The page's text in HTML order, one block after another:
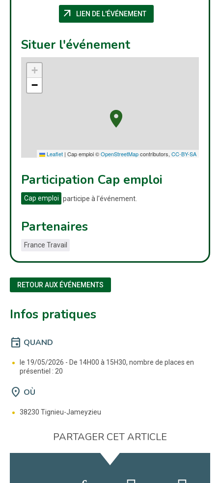
arrow_outward LIEN DE L'ÉVÉNEMENT(NOUVELLE FENÊTRE)
Situer l'événement
+
−
Leaflet | Cap emploi ©OpenStreetMapcontributors, CC-BY-SA
Participation Cap emploi
Cap emploi participe à l'événement.
Partenaires
France Travail
RETOUR AUX ÉVÉNEMENTS
Infos pratiques
event QUAND
le 19/05/2026 - De 14H00 à 15H30, nombre de places en
présentiel : 20
location_on OÙ
38230 Tignieu-Jameyzieu
PARTAGER CET ARTICLE